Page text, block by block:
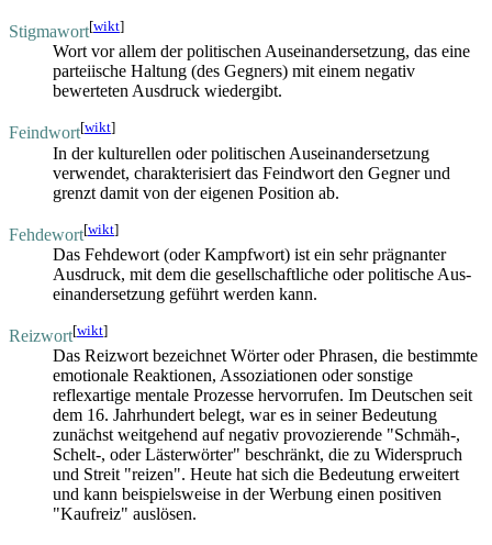
Stigmawort[wikt]
Wort vor allem der politischen Aus­einander­setzung, das eine
parteiische Haltung (des Gegners) mit einem negativ
bewerteten Ausdruck wiedergibt.
Feindwort[wikt]
In der kulturellen oder politischen Aus­einander­setzung
verwendet, charakterisiert das Feindwort den Gegner und
grenzt damit von der eigenen Position ab.
Fehdewort[wikt]
Das Fehdewort (oder Kampfwort) ist ein sehr prägnanter
Ausdruck, mit dem die gesellschaftliche oder politische Aus­
einander­setzung geführt werden kann.
Reizwort[wikt]
Das Reizwort bezeichnet Wörter oder Phrasen, die bestimmte
emotionale Reaktionen, Assoziationen oder sonstige
reflexartige mentale Prozesse hervorrufen. Im Deutschen seit
dem 16. Jahrhundert belegt, war es in seiner Bedeutung
zunächst weitgehend auf negativ provozierende "Schmäh-,
Schelt-, oder Läster­wörter" beschränkt, die zu Widerspruch
und Streit "reizen". Heute hat sich die Bedeutung erweitert
und kann beispielsweise in der Werbung einen positiven
"Kaufreiz" auslösen.